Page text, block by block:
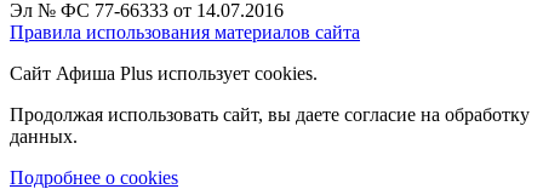
Эл № ФС 77-66333 от 14.07.2016
Правила использования материалов сайта
Сайт Афиша Plus использует cookies.
Продолжая использовать сайт, вы даете согласие на обработку
данных.
Подробнее о cookies